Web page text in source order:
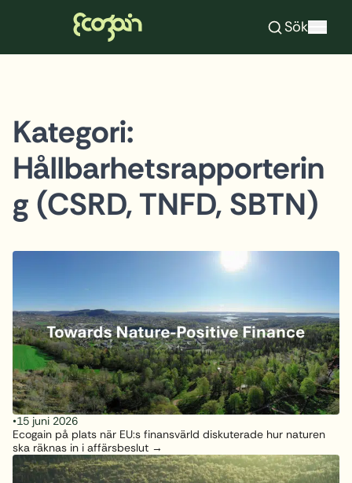
Hoppa till innehåll
Sök
Kategori:
Hållbarhetsrapporterin
g (CSRD, TNFD, SBTN)
•15 juni 2026
Ecogain på plats när EU:s finansvärld diskuterade hur naturen
ska räknas in i affärsbeslut